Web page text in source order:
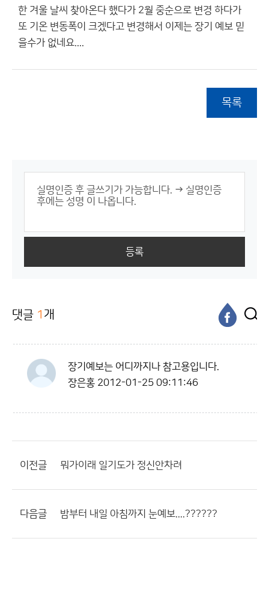
한 겨울 날씨 찾아온다 했다가 2월 중순으로 변경 하다가
또 기온 변동폭이 크겠다고 변경해서 이제는 장기 예보 믿
을수가 없네요....
목록
등록
댓글 1 개
장기예보는 어디까지나 참고용입니다.
장은홍 2012-01-25 09:11:46
이전글 뭐가이래 일기도가 정신안차려
다음글 밤부터 내일 아침까지 눈예보....??????